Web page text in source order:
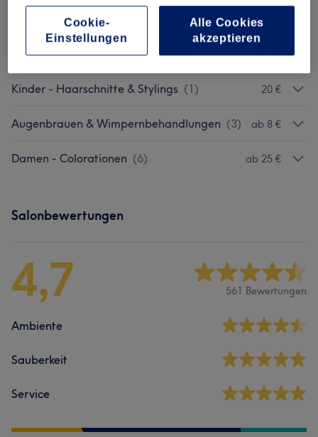
Damen - Haarschnitte & Stylings (6) ab 6 €
Herren - Haarschnitte & Stylings (2) ab 25 €
Kinder - Haarschnitte & Stylings (1) 20 €
Augenbrauen & Wimpernbehandlungen (3) ab 8 €
Damen - Colorationen (6) ab 25 €
Salonbewertungen
4,7 561 Bewertungen
Ambiente
Sauberkeit
Service
Cookie-
Einstellungen
Alle Cookies
akzeptieren